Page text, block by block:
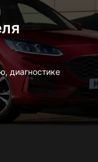
диагностике